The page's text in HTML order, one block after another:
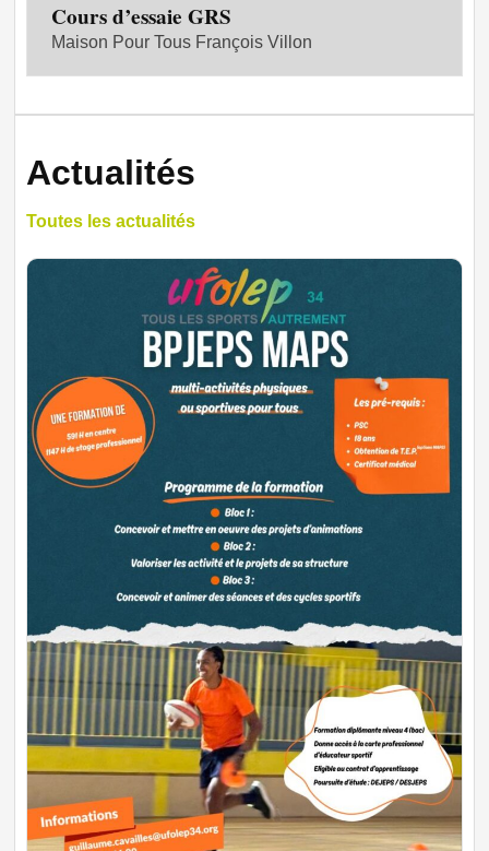
Cours d’essaie GRS
Maison Pour Tous François Villon
Actualités
Toutes les actualités